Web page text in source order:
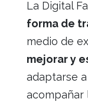
La Digital
forma de
medio de
mejorar y
adaptarse
acompañar